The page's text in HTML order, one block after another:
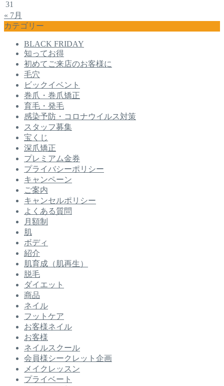
31
« 7月
カテゴリー
BLACK FRIDAY
知ってお得
初めてご来店のお客様に
毛穴
ビックイベント
巻爪・巻爪矯正
育毛・発毛
感染予防・コロナウイルス対策
スタッフ募集
宝くじ
深爪矯正
プレミアム金券
プライバシーポリシー
キャンペーン
ご案内
キャンセルポリシー
よくある質問
月額制
肌
ボディ
紹介
肌育成（肌再生）
脱毛
ダイエット
商品
ネイル
フットケア
お客様ネイル
お客様
ネイルスクール
会員様シークレット企画
メイクレッスン
プライベート